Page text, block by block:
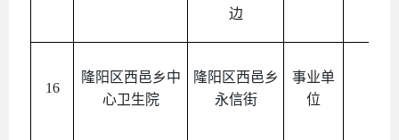
边
16
隆阳区西邑乡中
心卫生院
隆阳区西邑乡
永信街
事业单
位